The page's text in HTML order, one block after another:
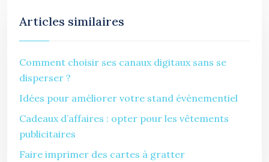
Articles similaires
Comment choisir ses canaux digitaux sans se
disperser ?
Idées pour améliorer votre stand évènementiel
Cadeaux d’affaires : opter pour les vêtements
publicitaires
Faire imprimer des cartes à gratter